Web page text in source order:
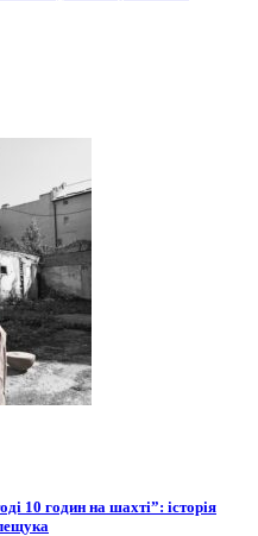
10 годин на шахті”: історія